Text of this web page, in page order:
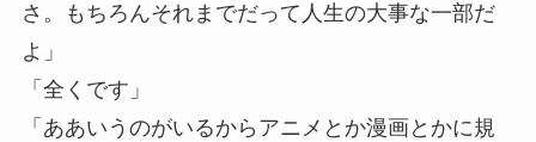
さ。もちろんそれまでだって人生の大事な一部だ
よ」
「全くです」
「ああいうのがいるからアニメとか漫画とかに規